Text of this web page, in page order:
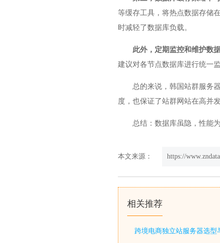
等缓存工具，将热点数据存储
时减轻了数据库负载。
此外，定期监控和维护数
建议对各节点数据库进行统一
总的来说， 韩国站群服务
度，也保证了站群网站在高并
总结：数据库虽隐，性能
本文来源： https://
相关推荐
跨境电商独立站服务器选型